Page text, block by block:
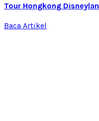
Tour Hongkong
Baca Artikel